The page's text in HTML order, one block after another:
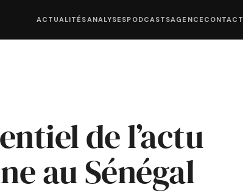
ACTUALITÉSANALYSESPODCASTSAGENCE CONTACT
de l’actu
au Sénégal